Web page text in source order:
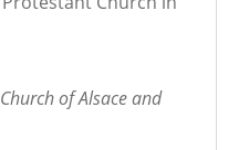
of Alsace and